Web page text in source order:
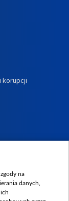
korupcji
na
danych,